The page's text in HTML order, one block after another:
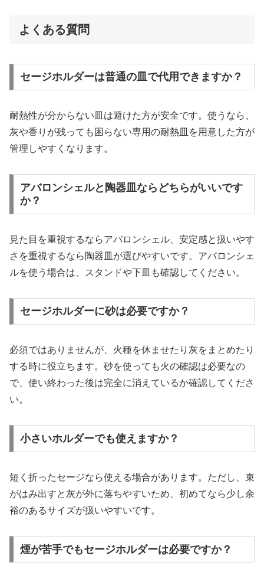
よくある質問
セージホルダーは普通の皿で代用できますか？
耐熱性が分からない皿は避けた方が安全です。使うなら、
灰や香りが残っても困らない専用の耐熱皿を用意した方が
管理しやすくなります。
アバロンシェルと陶器皿ならどちらがいいです
か？
見た目を重視するならアバロンシェル、安定感と扱いやす
さを重視するなら陶器皿が選びやすいです。アバロンシェ
ルを使う場合は、スタンドや下皿も確認してください。
セージホルダーに砂は必要ですか？
必須ではありませんが、火種を休ませたり灰をまとめたり
する時に役立ちます。砂を使っても火の確認は必要なの
で、使い終わった後は完全に消えているか確認してくださ
い。
小さいホルダーでも使えますか？
短く折ったセージなら使える場合があります。ただし、束
がはみ出すと灰が外に落ちやすいため、初めてなら少し余
裕のあるサイズが扱いやすいです。
煙が苦手でもセージホルダーは必要ですか？